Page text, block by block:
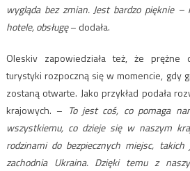
wygląda bez zmian. Jest bardzo pięknie
hotele, obsługę– dodała.
Oleskiv zapowiedziała też, że prężne
turystyki rozpoczną się w momencie, gdy
zostaną otwarte. Jako przykład podała
krajowych. – To jest coś, co pomaga
wszystkiemu, co dzieje się w naszym
rodzinami do bezpiecznych miejsc,
zachodnia Ukraina. Dzięki temu z